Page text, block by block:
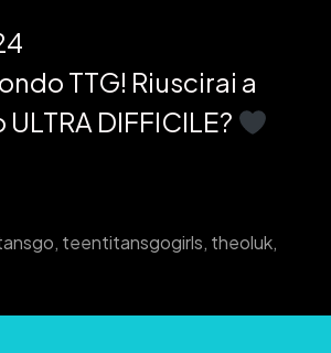
TTG! Riuscirai a
DIFFICILE?
, teentitansgogirls, theoluk,